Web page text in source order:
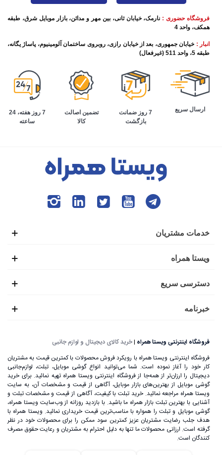
فروشگاه حضوری : نارمک، خیابان ثانی، بین مهر و مدائن، بازار موبایل شرق، طبقه
همکف، واحد 4
انبار : خیابان جمهوری، بعد از خیابان رازی، روبروی ساختمان آلومینیوم، پاساژ یگانه،
طبقه 5، واحد 511 (غیرفعال)
ارسال سریع
7 روز ضمانت
بازگشت
تضمین اصالت
کالا
7 روز هفته، 24
ساعته
خدمات مشتریان
ویستا همراه
دسترسی سریع
خبرنامه
فروشگاه اینترنتی ویستا همراه |خرید کالای دیجیتال و لوازم جانبی
فروشگاه اینترنتی ویستا همراه با رویکرد فروش محصولات با کمترین قیمت به مشتریان
کار خود را آغاز نموده است. شما می‌توانید انواع گوشی موبایل، تبلت، لوازم‌جانبی
دیجیتال را ارزان‌تر از همه‌جا از فروشگاه اینترنتی ویستا همراه تهیه نمائید. برای خرید
گوشی موبایل از بهترین‌های بازار موبایل، آگاهی از قیمت و مشخصات آن، به ‌سایت
ویستا همراه مراجعه نمائید. خرید تبلت با کیفیت، آگاهی از قیمت و مشخصات تبلت و
آشنایی با بهترین تبلت بازار همراه ما باشید. با بازدید روزانه از وب‌سایت ویستا همراه،
گوشی موبایل و تبلت را همواره با مناسب‌ترین قیمت خریداری نمائید. ویستا همراه با
هدف جلب رضایت مشتریان عزیز کمترین سود ممکن را برای محصولات خود در نظر
گرفته است. ارزانی محصولات ما تنها به دلیل احترام به مشتریان و رعایت حقوق مصرف
کنندگان است.